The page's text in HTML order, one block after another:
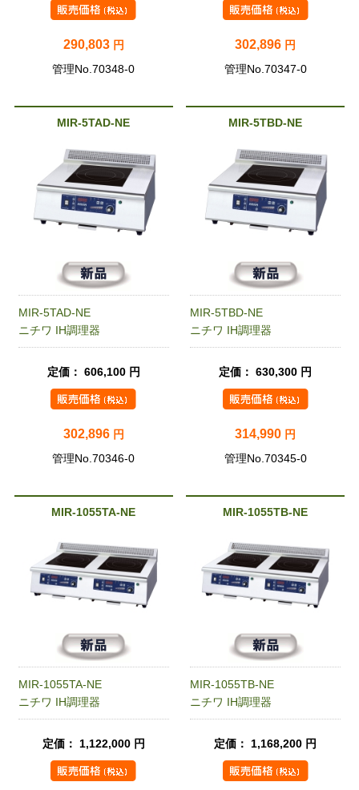
290,803 円
管理No.70348-0
302,896 円
管理No.70347-0
MIR-5TAD-NE
MIR-5TAD-NE
ニチワ IH調理器
定価： 606,100 円
302,896 円
管理No.70346-0
MIR-5TBD-NE
MIR-5TBD-NE
ニチワ IH調理器
定価： 630,300 円
314,990 円
管理No.70345-0
MIR-1055TA-NE
MIR-1055TA-NE
ニチワ IH調理器
定価： 1,122,000 円
MIR-1055TB-NE
MIR-1055TB-NE
ニチワ IH調理器
定価： 1,168,200 円